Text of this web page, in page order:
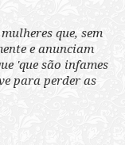
que, sem
e anunciam
'que são infames
para perder as